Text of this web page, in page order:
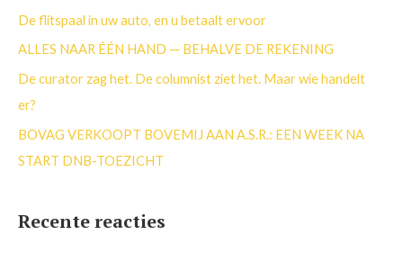
a
r
De flitspaal in uw auto, en u betaalt ervoor
ALLES NAAR ÉÉN HAND — BEHALVE DE REKENING
De curator zag het. De columnist ziet het. Maar wie handelt
er?
BOVAG VERKOOPT BOVEMIJ AAN A.S.R.: EEN WEEK NA
START DNB-TOEZICHT
Recente reacties